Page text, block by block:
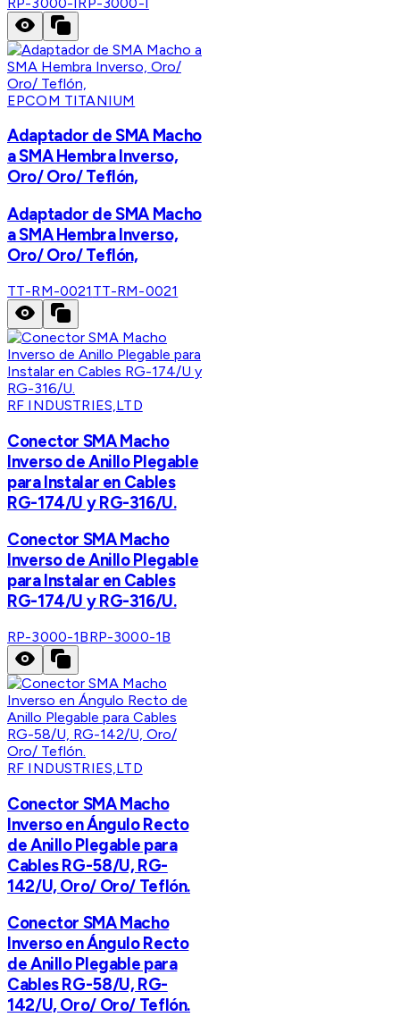
EPCOM TITANIUM
Adaptador de SMA Macho
a SMA Hembra Inverso,
Oro/ Oro/ Teflón,
Adaptador de SMA Macho
a SMA Hembra Inverso,
Oro/ Oro/ Teflón,
TT-RM-0021 TT-RM-0021
RF INDUSTRIES,LTD
Conector SMA Macho
Inverso de Anillo Plegable
para Instalar en Cables
RG-174/U y RG-316/U.
Conector SMA Macho
Inverso de Anillo Plegable
para Instalar en Cables
RG-174/U y RG-316/U.
RP-3000-1BRP-3000-1B
RF INDUSTRIES,LTD
Conector SMA Macho
Inverso en Ángulo Recto
de Anillo Plegable para
Cables RG-58/U, RG-
142/U, Oro/ Oro/ Teflón.
Conector SMA Macho
Inverso en Ángulo Recto
de Anillo Plegable para
Cables RG-58/U, RG-
142/U, Oro/ Oro/ Teflón.